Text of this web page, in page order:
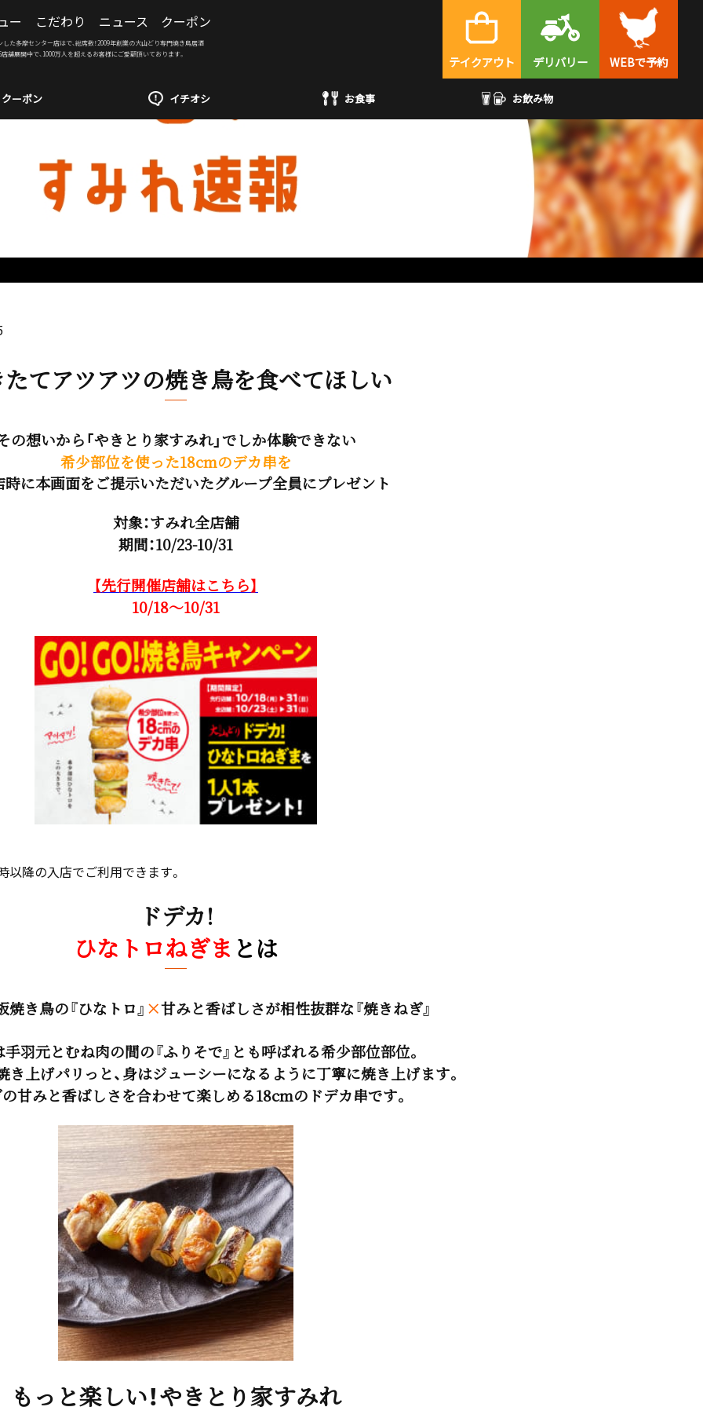
ー こだわり ニュース クーポン
テイクアウト デリバリー WEBで予約
した多摩センター店はで、総席数！2009年創業の大山どり専門焼き鳥居酒
店舗展開中で、1000万人を超えるお客様にご愛顧頂いております。
クーポン イチオシ お食事 お飲み物
てアツアツの焼き鳥を食べてほしい
の想いから「やきとり家すみれ」でしか体験できない
希少部位を使った18cmのデカ串を
時に本画面をご提示いただいたグループ全員にプレゼント
対象：すみれ全店舗
期間：10/23-10/31
【先行開催店舗はこちら】
10/18～10/31
以降の入店でご利用できます。
ドデカ!
ひなトロねぎま とは
き鳥の『ひなトロ』 ×甘みと香ばしさが相性抜群な『焼きねぎ』
羽元とむね肉の間の『ふりそで』とも呼ばれる希少部位部位。
き上げパリっと、身はジューシーになるように丁寧に焼き上げます。
甘みと香ばしさを合わせて楽しめる18cmのドデカ串です。
もっと楽しい！やきとり家すみれ